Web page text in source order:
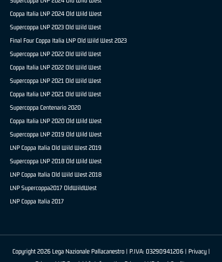
Coppa Italia LNP 2024 Old Wild West
Supercoppa LNP 2023 Old Wild West
Final Four Coppa Italia LNP Old Wild West 2023
Supercoppa LNP 2022 Old Wild West
Coppa Italia LNP 2022 Old Wild West
Supercoppa LNP 2021 Old Wild West
Coppa Italia LNP 2021 Old Wild West
Supercoppa Centenario 2020
Coppa Italia LNP 2020 Old Wild West
Supercoppa LNP 2019 Old Wild West
LNP Coppa Italia Old Wild West 2019
Supercoppa LNP 2018 Old Wild West
LNP Coppa Italia Old Wild West 2018
LNP Supercoppa2017 OldWildWest
LNP Coppa Italia 2017
Copyright 2026 Lega Nazionale Pallacanestro | P.IVA: 03290941206 | Privacy|